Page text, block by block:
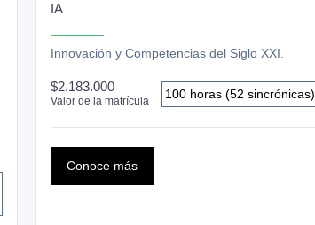
IA
Innovación y Competencias del Siglo XXI.
$2.183.000
Valor de la matrícula 100 horas (52 sincrónicas)
Conoce más